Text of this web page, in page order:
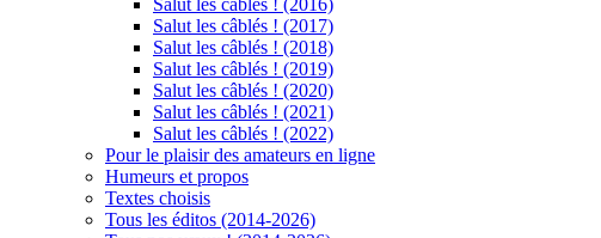
Salut les câblés ! (2016)
Salut les câblés ! (2017)
Salut les câblés ! (2018)
Salut les câblés ! (2019)
Salut les câblés ! (2020)
Salut les câblés ! (2021)
Salut les câblés ! (2022)
Pour le plaisir des amateurs en ligne
Humeurs et propos
Textes choisis
Tous les éditos (2014-2026)